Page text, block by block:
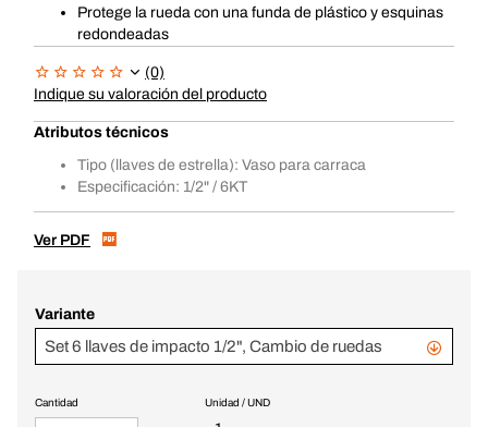
Protege la rueda con una funda de plástico y esquinas
redondeadas
(0)
Indique su valoración del producto
Atributos técnicos
Tipo (llaves de estrella): Vaso para carraca
Especificación: 1/2" / 6KT
Ver PDF
Variante
Set 6 llaves de impacto 1/2", Cambio de ruedas
Unidad / UND
Cantidad